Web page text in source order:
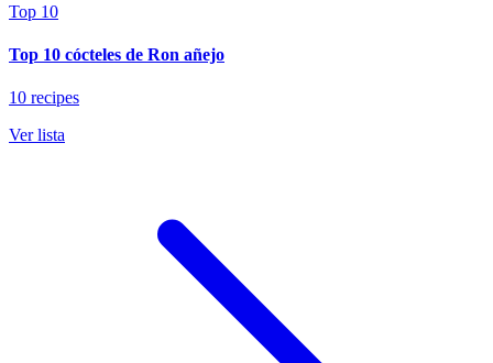
Top 10
Top 10 cócteles de Ron añejo
10 recipes
Ver lista